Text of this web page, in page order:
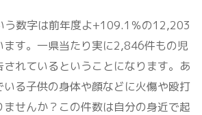
う数字は前年度よ+109.1 ％の12,203
す。一県当たり実に2,846件もの児
れているということになります。あ
る子供の身体や顔などに火傷や殴打
せんか？この件数は自分の身近で起